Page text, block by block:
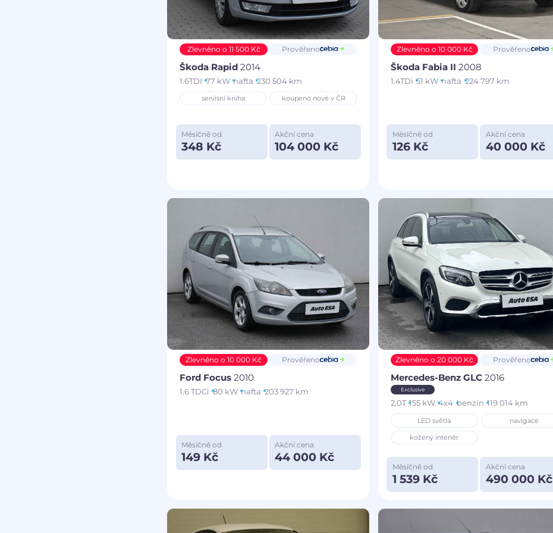
Zlevněno o 11 500 Kč Prověřeno
Škoda Rapid2014
1.6TDI 77 kW nafta 230 504 km
servisní kniha koupeno nové v ČR
Měsíčně od
348 Kč
Akční cena
104 000 Kč
Zlevněno o 10 000 Kč Prověřeno
Škoda Fabia II 2008
1.4TDi 51 kW nafta 224 797 km
Měsíčně od
126 Kč
Akční cena
40 000 Kč
Zlevněno o 10 000 Kč Prověřeno
Ford Focus2010
1.6 TDCi 80 kW nafta 203 927 km
Měsíčně od
149 Kč
Akční cena
44 000 Kč
Zlevněno o 20 000 Kč Prověřeno
Mercedes-Benz GLC 2016
Exclusive
2.0T 155 kW 4x4 benzín 119 014 km
LED světla navigace
kožený interiér
Měsíčně od
1 539 Kč
Akční cena
490 000 Kč